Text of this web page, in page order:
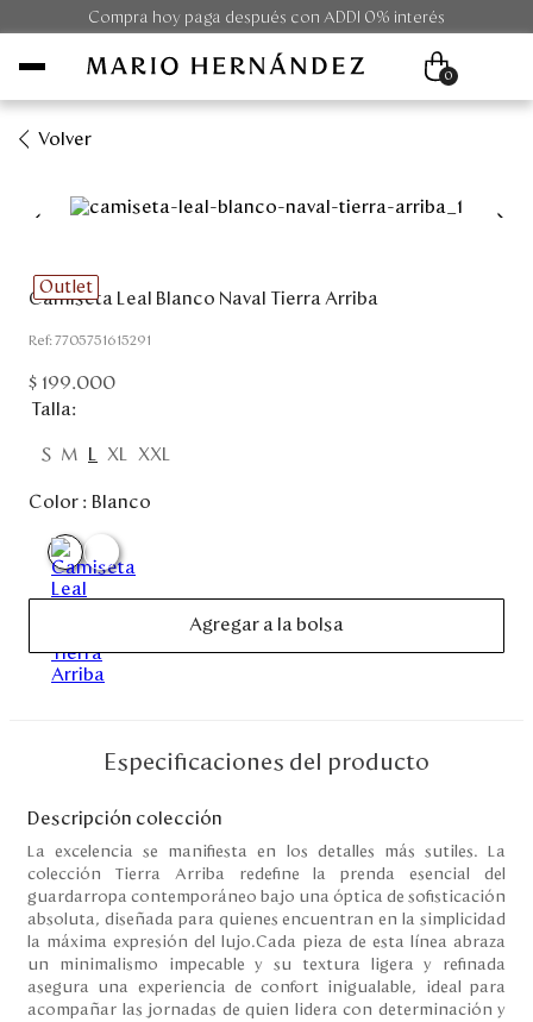
Compra hoy paga después con ADDI 0% interés
Unisex
Outlet
Disney
Servicio al cliente
Nuestras Tiendas
Colombia
Costa Rica
Panamá
Venezuela
0
Volver
Outlet
Camiseta Leal Blanco Naval Tierra Arriba
:7705751615291
$ 199.000
Talla
S M XL XXL
Color : Blanco
Agregar a la bolsa
Especificaciones del producto
Descripción colección
La excelencia se manifiesta en los detalles más sutiles. La
colección Tierra Arriba redefine la prenda esencial del
guardarropa contemporáneo bajo una óptica de sofisticación
absoluta, diseñada para quienes encuentran en la simplicidad
la máxima expresión del lujo.Cada pieza de esta línea abraza
un minimalismo impecable y su textura ligera y refinada
asegura una experiencia de confort inigualable, ideal para
acompañar las jornadas de quien lidera con determinación y